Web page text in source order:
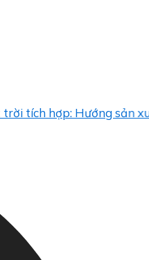
Hướng sản xuất hóa